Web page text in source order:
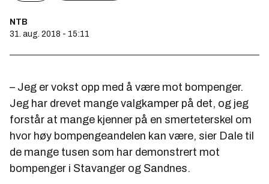
NTB
31. aug. 2018 - 15:11
– Jeg er vokst opp med å være mot bompenger.
Jeg har drevet mange valgkamper på det, og jeg
forstår at mange kjenner på en smerteterskel om
hvor høy bompengeandelen kan være, sier Dale til
de mange tusen som har demonstrert mot
bompenger i Stavanger og Sandnes.